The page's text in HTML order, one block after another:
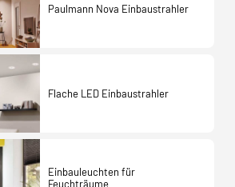
Paulmann Nova Einbaustrahler
Flache LED Einbaustrahler
Einbauleuchten für
Feuchträume